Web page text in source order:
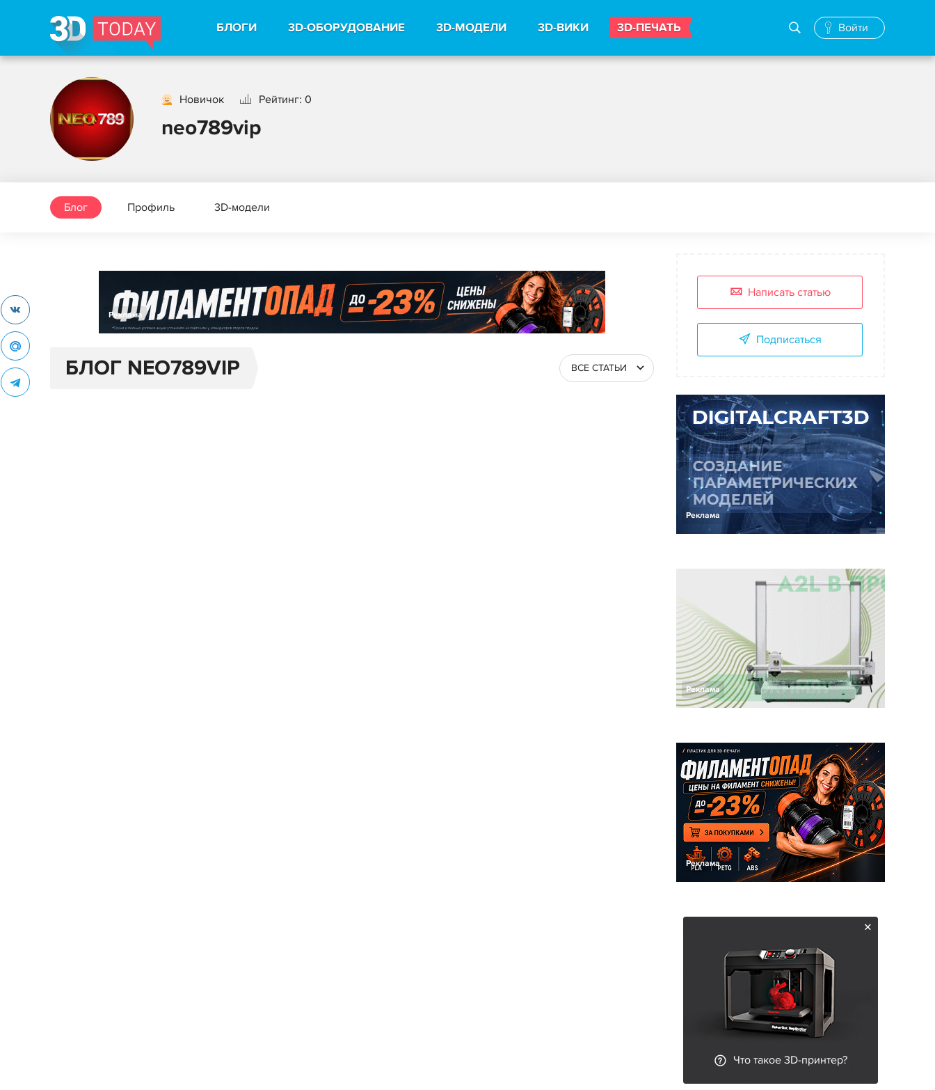
БЛОГИ 3D-ОБОРУДОВАНИЕ 3D-МОДЕЛИ 3D-ВИКИ 3D-ПЕЧАТЬ Войти
Новичок Рейтинг: 0
neo789vip
Блог Профиль 3D-модели
Реклама
БЛОГ NEO789VIP ВСЕ СТАТЬИ
Написать статью
Подписаться
Реклама
Реклама
Реклама
Что такое 3D-принтер?